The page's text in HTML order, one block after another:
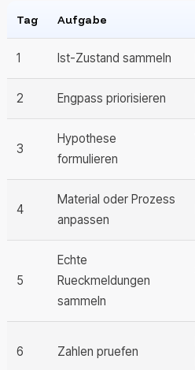
Tag Aufgabe
1 Ist-Zustand sammeln
2 Engpass priorisieren
3
Hypothese
formulieren
4
Material oder Prozess
anpassen
5
Echte
Rueckmeldungen
sammeln
6 Zahlen pruefen